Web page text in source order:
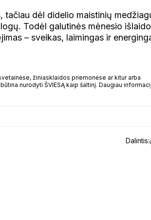
tačiau dėl didelio maistinių
Todėl galutinės mėnesio
– sveikas, laimingas ir
žiniasklaidos priemonėse ar kitur arba
nurodyti ŠVIESĄ kaip šaltinį. Daugiau
Dalintis: